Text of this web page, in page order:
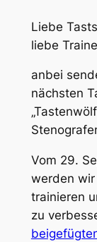
Liebe
liebe
anbei
nächsten
Vom 29.
werden
trainieren
zu